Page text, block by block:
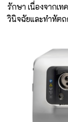
รักษา เนื่องจากเ
วินิจฉัยและทำหัตถ